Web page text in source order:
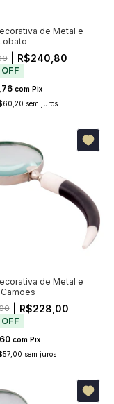
de Metal e
| R$240,80
OFF
com Pix
sem juros
de Metal e
| R$228,00
OFF
com Pix
sem juros